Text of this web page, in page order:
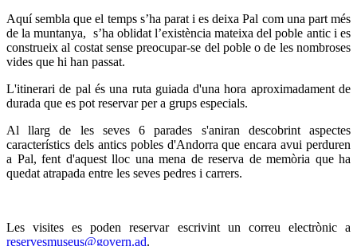
Aquí sembla que el temps s’ha parat i es deixa Pal com una part més
de la muntanya, s’ha oblidat l’existència mateixa del poble antic i es
construeix al costat sense preocupar-se del poble o de les nombroses
vides que hi han passat.
L'itinerari de pal és una ruta guiada d'una hora aproximadament de
durada que es pot reservar per a grups especials.
Al llarg de les seves 6 parades s'aniran descobrint aspectes
característics dels antics pobles d'Andorra que encara avui perduren
a Pal, fent d'aquest lloc una mena de reserva de memòria que ha
quedat atrapada entre les seves pedres i carrers.
Les visites es poden reservar escrivint un correu electrònic a
reservesmuseus@govern.ad.